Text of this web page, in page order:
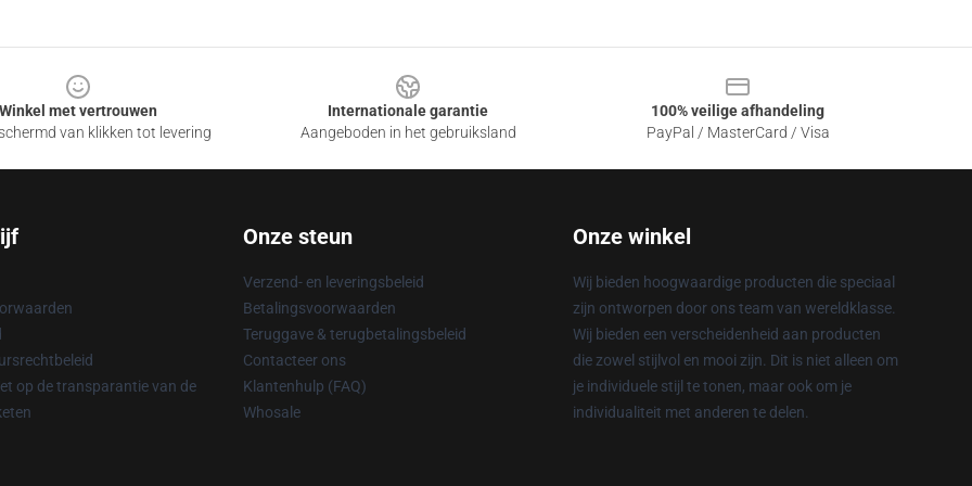
Winkel met vertrouwen
van klikken tot levering
Internationale garantie
Aangeboden in het gebruiksland
100% veilige afhandeling
PayPal / MasterCard / Visa
op de transparantie van de
Onze steun
Verzend- en leveringsbeleid
Betalingsvoorwaarden
Teruggave & terugbetalingsbeleid
Contacteer ons
Klantenhulp (FAQ)
Whosale
Onze winkel
Wij bieden hoogwaardige producten die speciaal
zijn ontworpen door ons team van wereldklasse.
Wij bieden een verscheidenheid aan producten
die zowel stijlvol en mooi zijn. Dit is niet alleen om
je individuele stijl te tonen, maar ook om je
individualiteit met anderen te delen.